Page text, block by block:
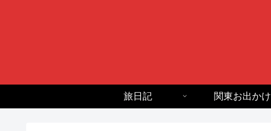
旅日記 関東お出かけ